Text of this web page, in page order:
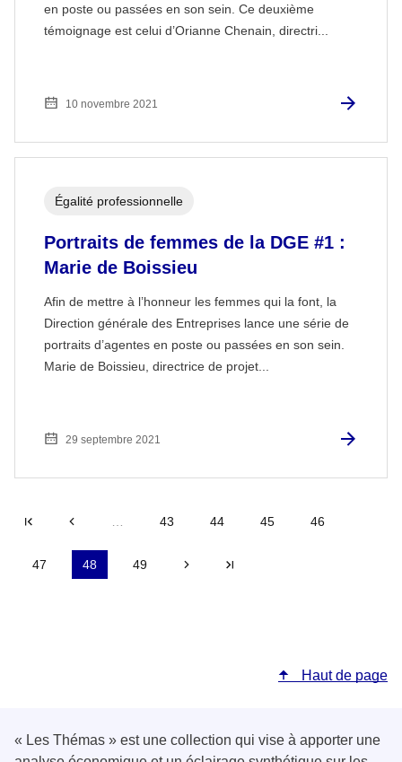
en poste ou passées en son sein. Ce deuxième
témoignage est celui d’Orianne Chenain, directri...
10 novembre 2021
Portraits de femmes de la DGE #1 :
Marie de Boissieu
Afin de mettre à l’honneur les femmes qui la font, la
Direction générale des Entreprises lance une série de
portraits d’agentes en poste ou passées en son sein.
Marie de Boissieu, directrice de projet...
Égalité professionnelle
29 septembre 2021
Première page 43 44 45 46
47 48 49 Suivant
Haut de page
« Les Thémas » est une collection qui vise à apporter une